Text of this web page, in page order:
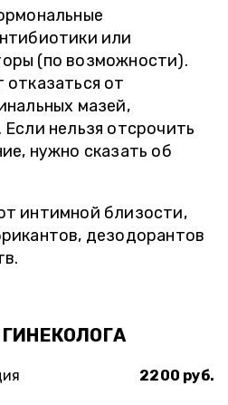
или
(по возможности).
от
мазей,
нельзя отсрочить
нужно сказать об
интимной близости,
дезодорантов
2200 руб.